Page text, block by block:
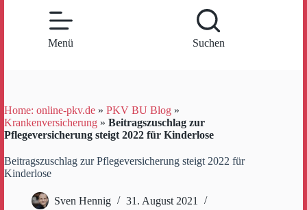
Menü Suchen
Home: online-pkv.de » PKV BU Blog »
Krankenversicherung » Beitragszuschlag zur
Pflegeversicherung steigt 2022 für Kinderlose
Beitragszuschlag zur Pflegeversicherung steigt 2022 für
Kinderlose
Sven Hennig
31. August 2021